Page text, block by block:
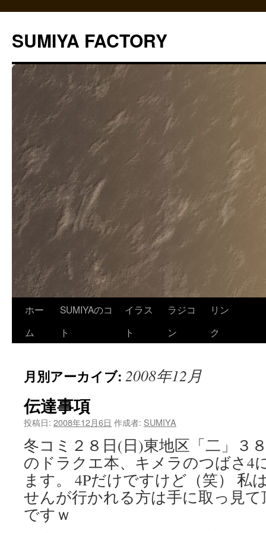
テ
ン
へ
SUMIYA FACTORY
ホー
ム
SUMIYAのコ
ト
イラス
ト
ラジコ
ン
リン
ク
月別アーカイブ: 2008年12月
伝達事項
投稿日: 2008年12月6日 作成者: SUMIYA
冬コミ２８日(日)東地区「二」３
のドラクエ本、キメラのつばさ4
ます。 4Pだけですけど（笑） 私
せんが行かれる方は手に取っ見
ですｗ